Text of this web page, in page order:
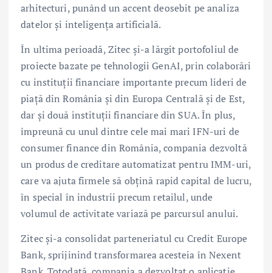
arhitecturi, punând un accent deosebit pe analiza
datelor și inteligența artificială.
În ultima perioadă, Zitec și-a lărgit portofoliul de
proiecte bazate pe tehnologii GenAI, prin colaborări
cu instituții financiare importante precum lideri de
piață din România și din Europa Centrală și de Est,
dar și două instituții financiare din SUA. În plus,
împreună cu unul dintre cele mai mari IFN-uri de
consumer finance din România, compania dezvoltă
un produs de creditare automatizat pentru IMM-uri,
care va ajuta firmele să obțină rapid capital de lucru,
în special în industrii precum retailul, unde
volumul de activitate variază pe parcursul anului.
Zitec și-a consolidat parteneriatul cu Credit Europe
Bank, sprijinind transformarea acesteia în Nexent